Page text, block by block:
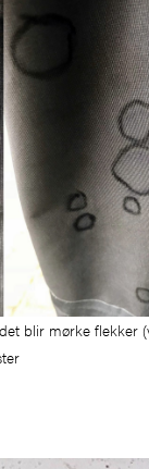
blir mørke flekker